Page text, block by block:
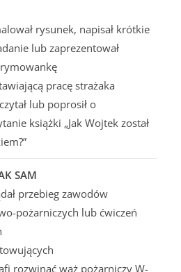
rysunek, napisał krótkie
lub zaprezentował
pracę strażaka
lub poprosił o
książki „Jak Wojtek został
SAM
przebieg zawodów
pożarniczych lub ćwiczeń
rozwinąć wąż pożarniczy W-